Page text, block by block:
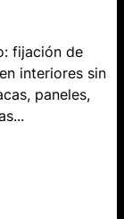
fijación de
interiores sin
paneles,